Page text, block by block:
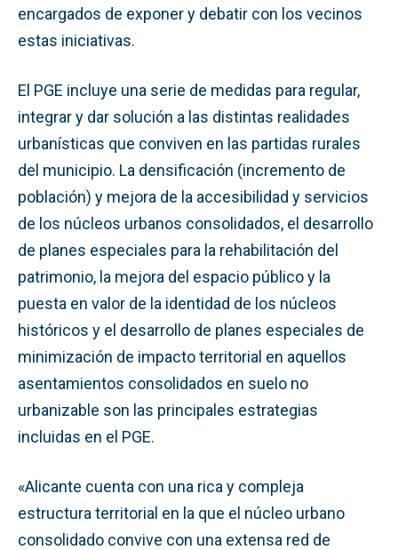
encargados de exponer y debatir con los vecinos
estas iniciativas.
El PGE incluye una serie de medidas para regular,
integrar y dar solución a las distintas realidades
urbanísticas que conviven en las partidas rurales
del municipio. La densificación (incremento de
población) y mejora de la accesibilidad y servicios
de los núcleos urbanos consolidados, el desarrollo
de planes especiales para la rehabilitación del
patrimonio, la mejora del espacio público y la
puesta en valor de la identidad de los núcleos
históricos y el desarrollo de planes especiales de
minimización de impacto territorial en aquellos
asentamientos consolidados en suelo no
urbanizable son las principales estrategias
incluidas en el PGE.
«Alicante cuenta con una rica y compleja
estructura territorial en la que el núcleo urbano
consolidado convive con una extensa red de